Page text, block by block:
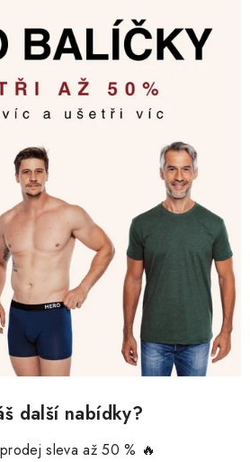
další nabídky?
sleva až 50 % 🔥